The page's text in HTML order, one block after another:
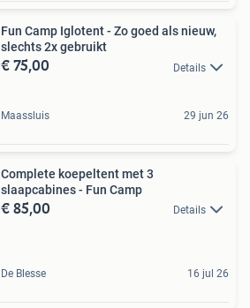
Fun Camp Iglotent - Zo goed als nieuw,
slechts 2x gebruikt
€ 75,00 Details
Maassluis 29 jun 26
Complete koepeltent met 3
slaapcabines - Fun Camp
€ 85,00 Details
De Blesse 16 jul 26